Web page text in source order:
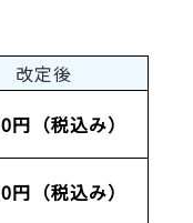
改定後
円（税込み）
円（税込み）